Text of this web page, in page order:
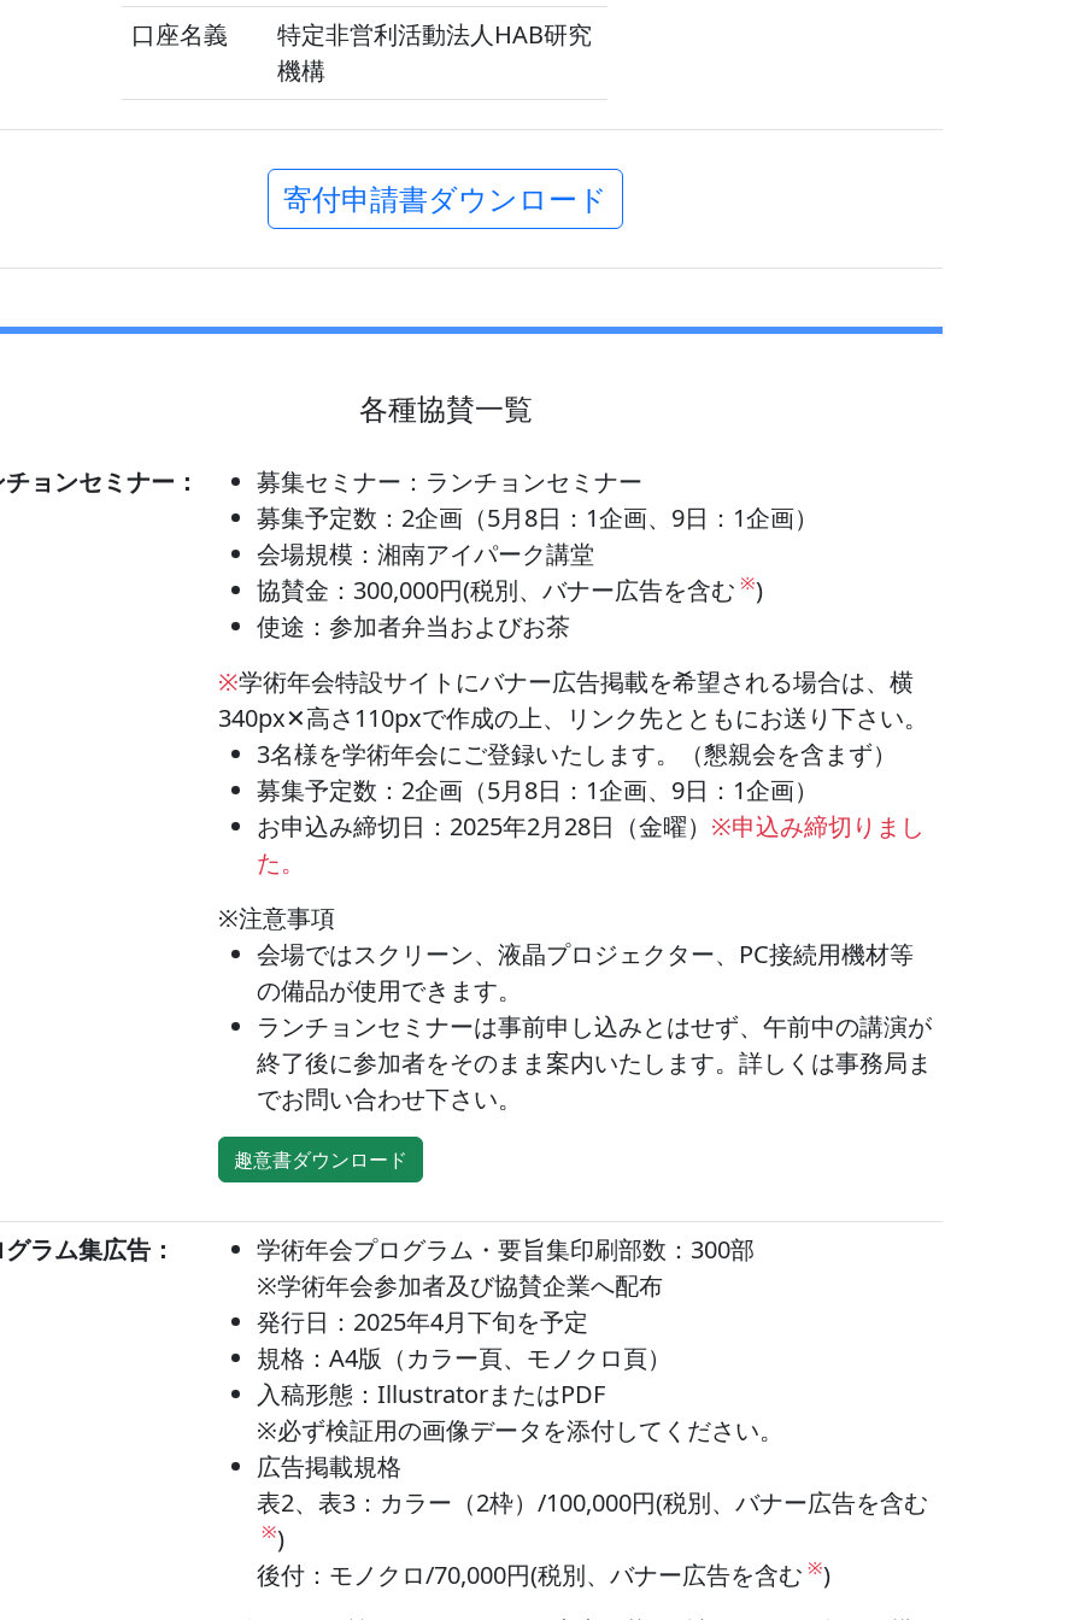
口座名義
特定非営利活動法人HAB研究
機構
寄付申請書ダウンロード
各種協賛一覧
ョンセミナー：
募集セミナー：ランチョンセミナー
募集予定数：2企画（5月8日：1企画、9日：1企画）
会場規模：湘南アイパーク講堂
協賛金：300,000円(税別、バナー広告を含む ※)
使途：参加者弁当およびお茶
※学術年会特設サイトにバナー広告掲載を希望される場合は、横
340px✕高さ110pxで作成の上、リンク先とともにお送り下さい。
3名様を学術年会にご登録いたします。（懇親会を含まず）
募集予定数：2企画（5月8日：1企画、9日：1企画）
お申込み締切日：2025年2月28日（金曜） ※申込み締切りまし
た。
※注意事項
会場ではスクリーン、液晶プロジェクター、PC接続用機材等
の備品が使用できます。
ランチョンセミナーは事前申し込みとはせず、午前中の講演が
終了後に参加者をそのまま案内いたします。詳しくは事務局ま
でお問い合わせ下さい。
趣意書ダウンロード
ラム集広告：
学術年会プログラム・要旨集印刷部数：300部
※学術年会参加者及び協賛企業へ配布
発行日：2025年4月下旬を予定
規格：A4版（カラー頁、モノクロ頁）
入稿形態：IllustratorまたはPDF
※必ず検証用の画像データを添付してください。
広告掲載規格
表2、表3：カラー（2枠）/100,000円(税別、バナー広告を含む
※)
後付：モノクロ/70,000円(税別、バナー広告を含む ※)